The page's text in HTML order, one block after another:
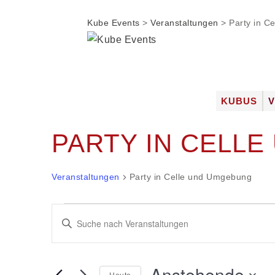
Zum
springen
KUBUS
JOBS
Kube Events > Veranstaltungen > Party in
PARTY IN
Veranstaltungen Party in Celle und Umgebung
Suche
und
Navigation
Bitte
Suche